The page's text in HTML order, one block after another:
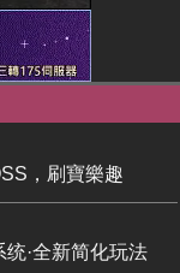
，刷寶樂趣
统·全新简化玩法